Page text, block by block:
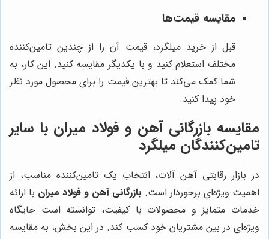
مقایسه قیمت‌ها
قبل از خرید میلگرد، قیمت آن را از چندین تامین‌کننده
مختلف استعلام کنید و با یکدیگر مقایسه کنید. این کار، به
شما کمک می‌کند تا بهترین قیمت را برای محصول مورد نظر
خود پیدا کنید.
مقایسه بازرگانی آهن و فولاد میران با سایر
تامین‌کنندگان میلگرد
در بازار رقابتی آهن آلات، انتخاب یک تامین‌کننده مناسب، از
اهمیت ویژه‌ای برخوردار است. بازرگانی آهن و فولاد میران با ارائه
خدمات متمایز و محصولات با کیفیت، توانسته است جایگاه
ویژه‌ای در بین مشتریان خود کسب کند. در این بخش، به مقایسه